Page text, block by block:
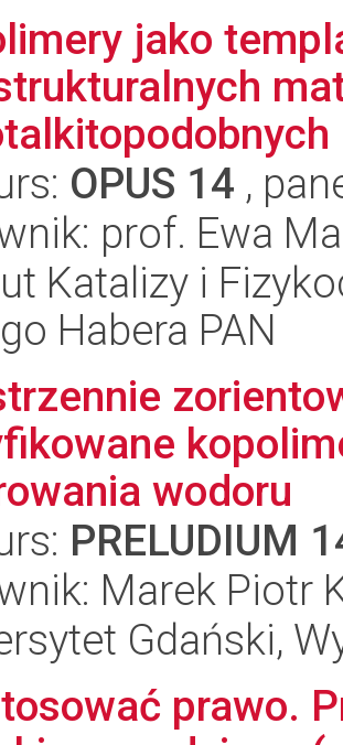
jako
OPUS 14 ,
prof. Ewa
Katalizy i
Habera PAN
wodoru
PRELUDIUM
Marek Piotr
Gdański,
prawo.